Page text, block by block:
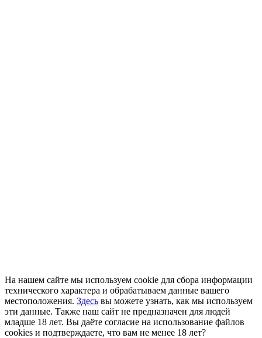
На нашем сайте мы используем cookie для сбора информации
технического характера и обрабатываем данные вашего
местоположения. Здесь вы можете узнать, как мы используем
эти данные. Также наш сайт не предназначен для людей
младше 18 лет. Вы даёте согласие на использование файлов
cookies и подтверждаете, что вам не менее 18 лет?